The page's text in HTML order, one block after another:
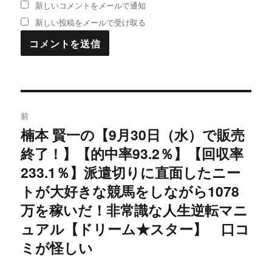
新しいコメントをメールで通知
新しい投稿をメールで受け取る
稿
ナ
ビ
ゲ
ー
シ
前
過
去
の
投
稿:
楠本 賢一の【9月30日（水）で販売
終了！】【的中率93.2％】【回収率
233.1％】派遣切りに直面したニー
トが大好きな競馬をしながら1078
万を稼いだ！非常識な人生逆転マニ
ュアル【ドリーム★スター】 口コ
ミが怪しい